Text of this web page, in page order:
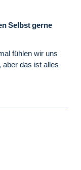
Selbst gerne
fühlen wir uns
aber das ist alles